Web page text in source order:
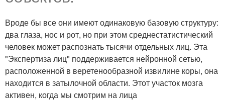
Вроде бы все они имеют одинаковую базовую структуру:
два глаза, нос и рот, но при этом среднестатистический
человек может распознать тысячи отдельных лиц. Эта
"Экспертиза лиц" поддерживается нейронной сетью,
расположенной в веретенообразной извилине коры, она
находится в затылочной области. Этот участок мозга
активен, когда мы смотрим на лица